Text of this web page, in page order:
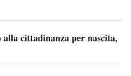
cittadinanza per nascita,